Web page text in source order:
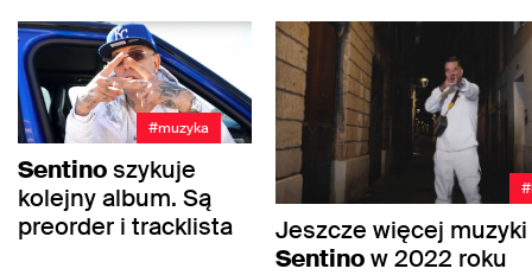
#muzyka
Sentinoszykuje
kolejny album. Są
preorder i tracklista
Jeszcze więcej
Sentinow 2022 roku